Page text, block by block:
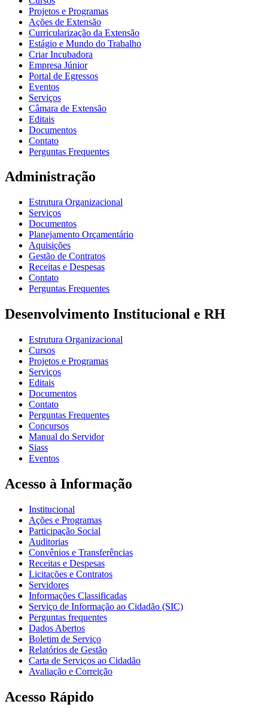
Projetos e Programas
Ações de Extensão
Curricularização da Extensão
Estágio e Mundo do Trabalho
Criar Incubadora
Empresa Júnior
Portal de Egressos
Eventos
Serviços
Câmara de Extensão
Editais
Documentos
Contato
Perguntas Frequentes
Administração
Estrutura Organizacional
Serviços
Documentos
Planejamento Orçamentário
Aquisições
Gestão de Contratos
Receitas e Despesas
Contato
Perguntas Frequentes
Desenvolvimento Institucional e RH
Estrutura Organizacional
Cursos
Projetos e Programas
Serviços
Editais
Documentos
Contato
Perguntas Frequentes
Concursos
Manual do Servidor
Siass
Eventos
Acesso à Informação
Institucional
Ações e Programas
Participação Social
Auditorias
Convênios e Transferências
Receitas e Despesas
Licitações e Contratos
Servidores
Informações Classificadas
Serviço de Informação ao Cidadão (SIC)
Perguntas frequentes
Dados Abertos
Boletim de Serviço
Relatórios de Gestão
Carta de Serviços ao Cidadão
Avaliação e Correição
Acesso Rápido